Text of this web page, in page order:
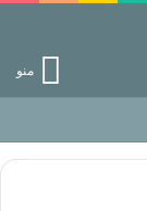
منو
خداست‌!